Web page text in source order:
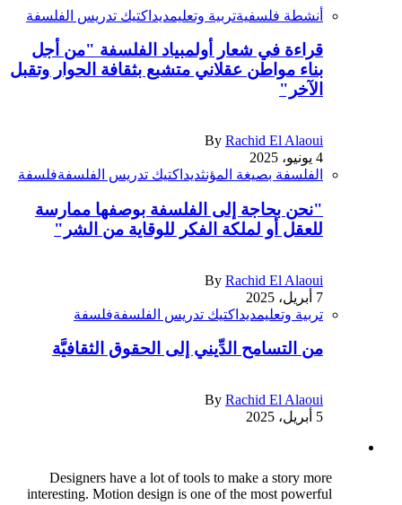
أنشطة فلسفيةتربية وتعليمديداكتيك تدريس الفلسفة
قراءة في شعار أولمبياد الفلسفة "من أجل
بناء مواطن عقلاني متشبع بثقافة الحوار وتقبل
الآخر"
By Rachid El Alaoui
4 يونيو، 2025
الفلسفة بصيغة المؤنثديداكتيك تدريس الفلسفةفلسفة
"نحن بحاجة إلى الفلسفة بوصفها ممارسة
للعقل أو لملكة الفكر للوقاية من الشر"
By Rachid El Alaoui
7 أبريل، 2025
تربية وتعليمديداكتيك تدريس الفلسفةفلسفة
من التسامح الدِّيني إلى الحقوق الثقافيَّة
By Rachid El Alaoui
5 أبريل، 2025
Designers have a lot of tools to make a story more
interesting. Motion design is one of the most powerful